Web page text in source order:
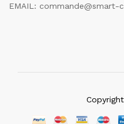
EMAIL: commande@smart-